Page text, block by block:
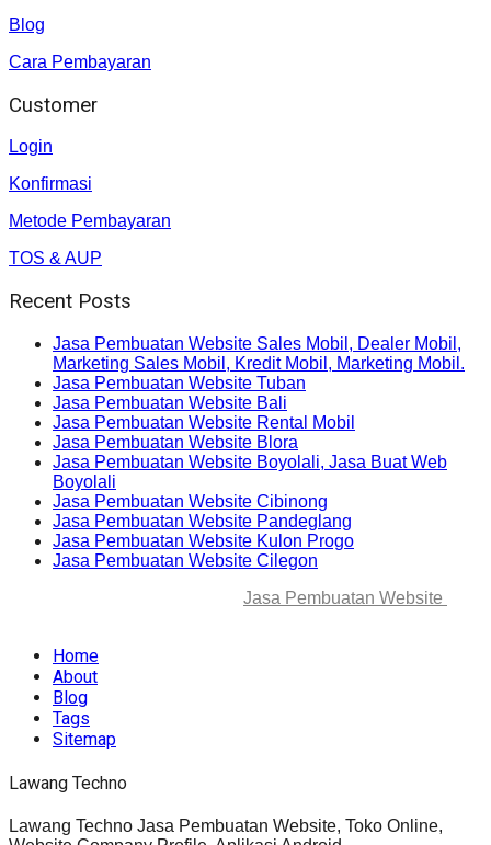
Blog
Cara Pembayaran
Customer
Login
Konfirmasi
Metode Pembayaran
TOS & AUP
Recent Posts
Jasa Pembuatan Website Sales Mobil, Dealer Mobil,
Marketing Sales Mobil, Kredit Mobil, Marketing Mobil.
Jasa Pembuatan Website Tuban
Jasa Pembuatan Website Bali
Jasa Pembuatan Website Rental Mobil
Jasa Pembuatan Website Blora
Jasa Pembuatan Website Boyolali, Jasa Buat Web
Boyolali
Jasa Pembuatan Website Cibinong
Jasa Pembuatan Website Pandeglang
Jasa Pembuatan Website Kulon Progo
Jasa Pembuatan Website Cilegon
Jasa Pembuatan Website
Home
About
Blog
Tags
Sitemap
Lawang Techno
Lawang Techno Jasa Pembuatan Website, Toko Online,